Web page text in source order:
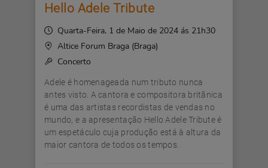
Hello Adele Tribute
Quarta-Feira, 1 de Maio de 2024 ás 21h30
Altice Forum Braga (Braga)
Concerto
Adele é homenageada num tributo nunca
antes visto. A cantora e compositora britânica
é uma das artistas recordistas de vendas no
mundo, e a apresentação Hello Adele Tribute é
um espetáculo cuja produção está à altura da
maior cantora de todos os tempos.